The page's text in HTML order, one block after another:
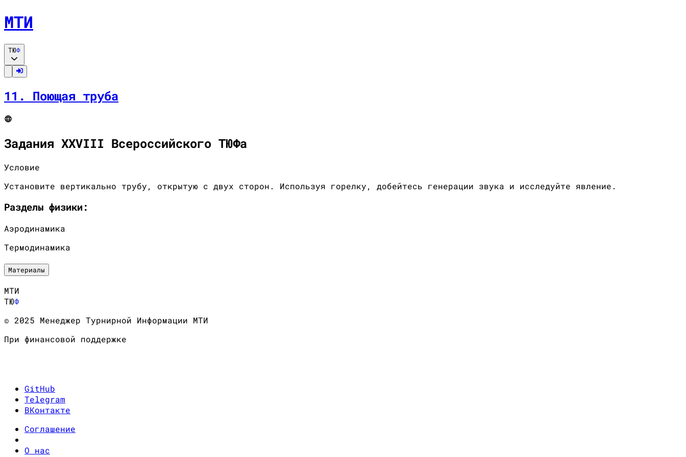
МТИ
ТЮФ
11 . Поющая труба
Задания XXVIII Всероссийского ТЮФа
Условие
Установите вертикально трубу, открытую с двух сторон. Используя горелку, добейтесь генерации звука и исследуйте явление.
Разделы физики :
Аэродинамика
Термодинамика
Материалы
МТИ
ТЮФ
© 2025 Менеджер Турнирной Информации МТИ
При финансовой поддержке
GitHub
Telegram
ВКонтакте
Соглашение
О нас